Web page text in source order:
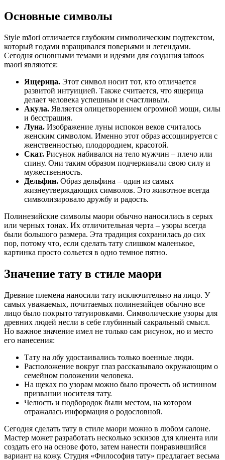
Основные символы
Style māori отличается глубоким символическим подтекстом,
который годами взращивался поверьями и легендами.
Сегодня основными темами и идеями для создания tattoos
maori являются:
Ящерица. Этот символ носит тот, кто отличается
развитой интуицией. Также считается, что ящерица
делает человека успешным и счастливым.
Акула. Является олицетворением огромной мощи, силы
и бесстрашия.
Луна. Изображение луны испокон веков считалось
женским символом. Именно этот образ ассоциируется с
женственностью, плодородием, красотой.
Скат. Рисунок набивался на тело мужчин – плечо или
спину. Они таким образом подчеркивали свою силу и
мужественность.
Дельфин. Образ дельфина – один из самых
жизнеутверждающих символов. Это животное всегда
символизировало дружбу и радость.
Полинезийские символы маори обычно наносились в серых
или черных тонах. Их отличительная черта – узоры всегда
были большого размера. Эта традиция сохранилась до сих
пор, потому что, если сделать тату слишком маленькое,
картинка просто сольется в одно темное пятно.
Значение тату в стиле маори
Древние племена наносили тату исключительно на лицо. У
самых уважаемых, почитаемых полинезийцев обычно все
лицо было покрыто татуировками. Символические узоры для
древних людей несли в себе глубинный сакральный смысл.
Но важное значение имел не только сам рисунок, но и место
его нанесения:
Тату на лбу удостаивались только военные люди.
Расположение вокруг глаз рассказывало окружающим о
семейном положении человека.
На щеках по узорам можно было прочесть об истинном
призвании носителя тату.
Челюсть и подбородок были местом, на котором
отражалась информация о родословной.
Сегодня сделать тату в стиле маори можно в любом салоне.
Мастер может разработать несколько эскизов для клиента или
создать его на основе фото, затем нанести понравившийся
вариант на кожу. Студия «Философия тату» предлагает весьма